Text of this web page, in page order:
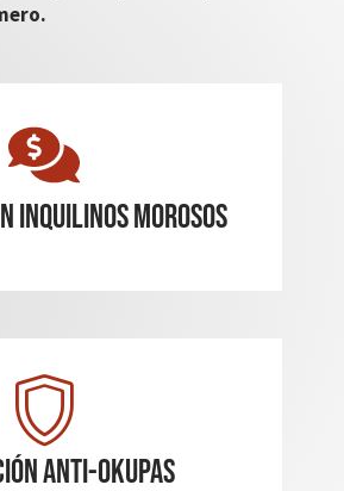
inquilinos morosos
Anti-Okupas